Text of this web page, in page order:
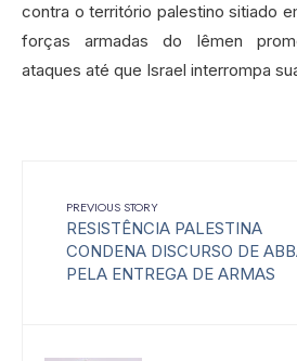
contra o território palestino sitiado
forças armadas do Iêmen
ataques até que Israel interrompa
PREVIOUS STORY
RESISTÊNCIA PALESTINA
CONDENA DISCURSO DE
PELA ENTREGA DE ARMAS